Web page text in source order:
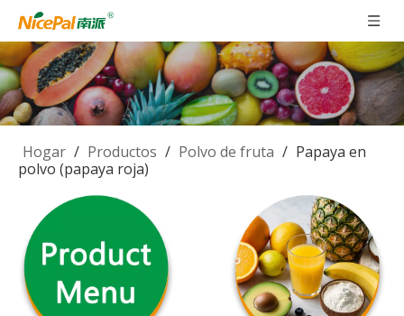
Hogar / Productos / Polvo de fruta / Papaya en
polvo (papaya roja)